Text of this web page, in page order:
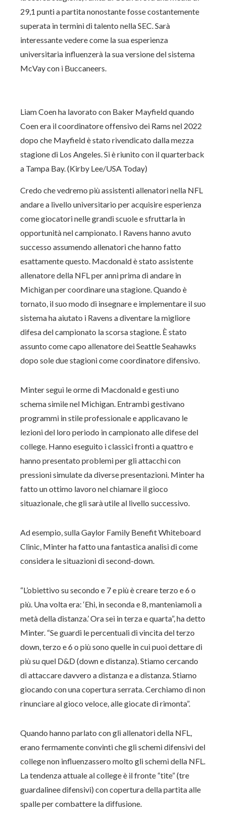
29,1 punti a partita nonostante fosse costantemente
superata in termini di talento nella SEC. Sarà
interessante vedere come la sua esperienza
universitaria influenzerà la sua versione del sistema
McVay con i Buccaneers.
Liam Coen ha lavorato con Baker Mayfield quando
Coen era il coordinatore offensivo dei Rams nel 2022
dopo che Mayfield è stato rivendicato dalla mezza
stagione di Los Angeles. Si è riunito con il quarterback
a Tampa Bay. (Kirby Lee/USA Today)
Credo che vedremo più assistenti allenatori nella NFL
andare a livello universitario per acquisire esperienza
come giocatori nelle grandi scuole e sfruttarla in
opportunità nel campionato. I Ravens hanno avuto
successo assumendo allenatori che hanno fatto
esattamente questo. Macdonald è stato assistente
allenatore della NFL per anni prima di andare in
Michigan per coordinare una stagione. Quando è
tornato, il suo modo di insegnare e implementare il suo
sistema ha aiutato i Ravens a diventare la migliore
difesa del campionato la scorsa stagione. È stato
assunto come capo allenatore dei Seattle Seahawks
dopo sole due stagioni come coordinatore difensivo.
Minter seguì le orme di Macdonald e gestì uno
schema simile nel Michigan. Entrambi gestivano
programmi in stile professionale e applicavano le
lezioni del loro periodo in campionato alle difese del
college. Hanno eseguito i classici fronti a quattro e
hanno presentato problemi per gli attacchi con
pressioni simulate da diverse presentazioni. Minter ha
fatto un ottimo lavoro nel chiamare il gioco
situazionale, che gli sarà utile al livello successivo.
Ad esempio, sulla Gaylor Family Benefit Whiteboard
Clinic, Minter ha fatto una fantastica analisi di come
considera le situazioni di second-down.
“L’obiettivo su secondo e 7 e più è creare terzo e 6 o
più. Una volta era: ‘Ehi, in seconda e 8, manteniamoli a
metà della distanza.’ Ora sei in terza e quarta”, ha detto
Minter. “Se guardi le percentuali di vincita del terzo
down, terzo e 6 o più sono quelle in cui puoi dettare di
più su quel D&D (down e distanza). Stiamo cercando
di attaccare davvero a distanza e a distanza. Stiamo
giocando con una copertura serrata. Cerchiamo di non
rinunciare al gioco veloce, alle giocate di rimonta”.
Quando hanno parlato con gli allenatori della NFL,
erano fermamente convinti che gli schemi difensivi del
college non influenzassero molto gli schemi della NFL.
La tendenza attuale al college è il fronte “tite” (tre
guardalinee difensivi) con copertura della partita alle
spalle per combattere la diffusione.